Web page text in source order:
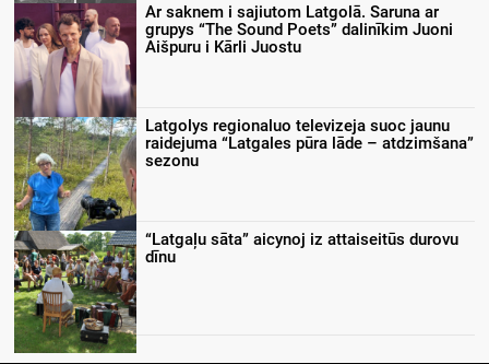
Ar saknem i sajiutom Latgolā. Saruna ar
grupys “The Sound Poets” dalinīkim Juoni
Aišpuru i Kārli Juostu
Latgolys regionaluo televizeja suoc jaunu
raidejuma “Latgales pūra lāde – atdzimšana”
sezonu
“Latgaļu sāta” aicynoj iz attaiseitūs durovu
dīnu